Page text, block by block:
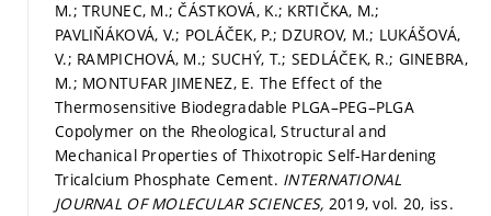
M.; TRUNEC, M.; ČÁSTKOVÁ, K.; KRTIČKA, M.;
PAVLIŇÁKOVÁ, V.; POLÁČEK, P.; DZUROV, M.; LUKÁŠOVÁ,
V.; RAMPICHOVÁ, M.; SUCHÝ, T.; SEDLÁČEK, R.; GINEBRA,
M.; MONTUFAR JIMENEZ, E. The Effect of the
Thermosensitive Biodegradable PLGA–PEG–PLGA
Copolymer on the Rheological, Structural and
Mechanical Properties of Thixotropic Self-Hardening
Tricalcium Phosphate Cement. INTERNATIONAL
JOURNAL OF MOLECULAR SCIENCES, 2019, vol. 20, iss.